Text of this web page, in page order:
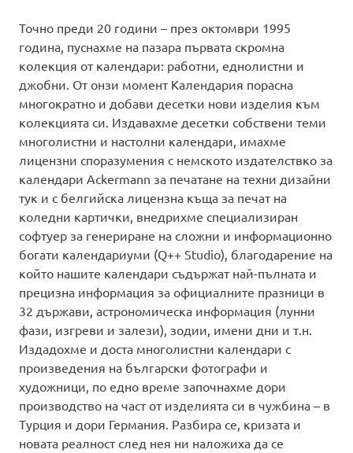
Точно преди 20 години – през октомври 1995
година, пуснахме на пазара първата скромна
колекция от календари: работни, еднолистни и
джобни. От онзи момент Календария порасна
многократно и добави десетки нови изделия към
колекцията си. Издавахме десетки собствени теми
многолистни и настолни календари, имахме
лицензни споразумения с немското издателствко за
календари Ackermann за печатане на техни дизайни
тук и с белгийска лицензна къща за печат на
коледни картички, внедрихме специализиран
софтуер за генериране на сложни и информационно
богати календариуми (Q++ Studio), благодарение на
който нашите календари съдържат най-пълната и
прецизна информация за официалните празници в
32 държави, астрономическа информация (лунни
фази, изгреви и залези), зодии, имени дни и т.н.
Издадохме и доста многолистни календари с
произведения на български фотографи и
художници, по едно време започнахме дори
производство на част от изделията си в чужбина – в
Турция и дори Германия. Разбира се, кризата и
новата реалност след нея ни наложиха да се